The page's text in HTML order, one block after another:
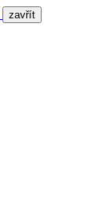
zavřít